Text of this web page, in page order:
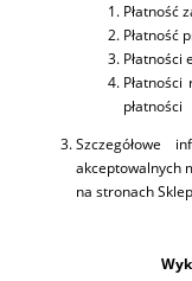
Płatność
Płatność
Płatności
płatności
Szczegółowe
akceptowalnych
na stronach